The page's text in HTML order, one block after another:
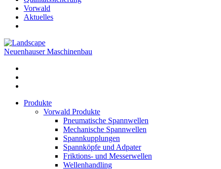
Vorwald
Aktuelles
Neuenhauser Maschinenbau
Produkte
Vorwald Produkte
Pneumatische Spannwellen
Mechanische Spannwellen
Spannkupplungen
Spannköpfe und Adpater
Friktions- und Messerwellen
Wellenhandling